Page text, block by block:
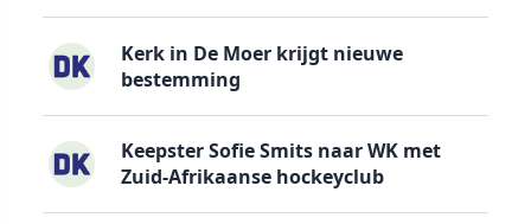
Kerk in De Moer krijgt nieuwe
bestemming
Keepster Sofie Smits naar WK met
Zuid-Afrikaanse hockeyclub